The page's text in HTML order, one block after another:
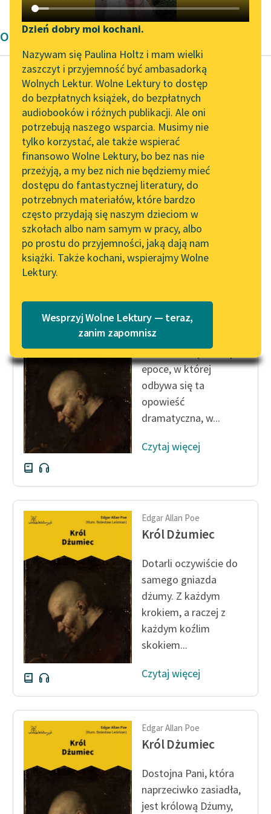
Katalog DAISY
Podkasty o książkach
Zgłoś brak utworu
Aktualności
„Prokurator Alicja Horn”
do słuchania
Byliśmy częścią AI Impact
Lab
Zapraszamy na spotkanie
online z tłumaczkami
literatury skandynawskiej
Spotkanie z Katarzyną
Tunkiel w Oslo
102. lata temu zmarł
Joseph Conrad
Lektury szkolne i klasyka
literatury do słuchania dla
uczennic i uczniów z
niepełnosprawnościami
E-kolekcja lektur
szkolnych i literatury do
słuchania dla uczennic i
uczniów z
niepełnosprawnościami
Feministyczne inspiracje.
skandynawskiej literatury
feministycznej
Ręce pełne poezji
Kolekcje edukacyjne
twórców przechodzących
do domeny publicznej,
lektur szkolnych oraz
Starego Testamentu
Odkurzamy bohaterów
Szkoła Poezji Wolnych
Lektur
Narzędzia
Mapa Wolnych Lektur
Leśmianator
Przewodnik dla piszących i
czytających
API
OAI-PMH
Widget Wolnych Lektur
Przypisy
Katalog w formacie PDF
O nas
O projekcie
Zespół
Dzień dobry moi kochani.
Nazywam się Paulina Holtz i mam wielki
zaszczyt i przyjemność być ambasadorką
Wolnych Lektur. Wolne Lektury to dostęp
do bezpłatnych książek, do bezpłatnych
audiobooków i różnych publikacji. Ale oni
potrzebują naszego wsparcia. Musimy nie
tylko korzystać, ale także wspierać
finansowo Wolne Lektury, bo bez nas nie
przeżyją, a my bez nich nie będziemy mieć
dostępu do fantastycznej literatury, do
potrzebnych materiałów, które bardzo
często przydają się naszym dzieciom w
szkołach albo nam samym w pracy, albo
po prostu do przyjemności, jaką dają nam
książki. Także kochani, wspierajmy Wolne
Lektury.
Wesprzyj Wolne Lektury — teraz,
zanim zapomnisz
Opowiadanie Edgara Allana Poe'go
Edgar Allan Poe
Berenice
I wreszcie wśród
ostępów mych marzeń
rozległ się wielki krzyk
zgrozy i przerażenia, i
po...
Czytaj więcej
Król Dżumiec
Na wiele lat przed i po
epoce, w której
odbywa się ta
opowieść
dramatyczna, w...
Czytaj więcej
Edgar Allan Poe
Król Dżumiec
Dotarli oczywiście do
samego gniazda
dżumy. Z każdym
krokiem, a raczej z
każdym koźlim
skokiem...
Czytaj więcej
Edgar Allan Poe
Król Dżumiec
Dostojna Pani, która
naprzeciwko zasiadła,
jest królową Dżumy,